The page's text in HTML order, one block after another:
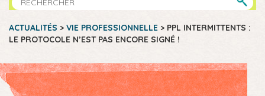
ACTUALITÉS > VIE PROFESSIONNELLE > PPL INTERMITTENTS :
LE PROTOCOLE N’EST PAS ENCORE SIGNÉ !